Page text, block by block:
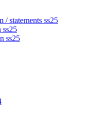
/ statements ss25
ss25
ss25